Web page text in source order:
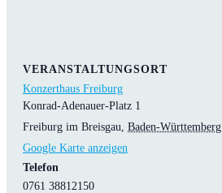
VERANSTALTUNGSORT
Konzerthaus Freiburg
Konrad-Adenauer-Platz 1
Freiburg im Breisgau Baden-Württemberg
Google Karte anzeigen
Telefon
0761 38812150